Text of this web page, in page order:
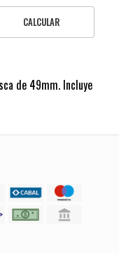
CALCULAR
de 49mm. Incluye